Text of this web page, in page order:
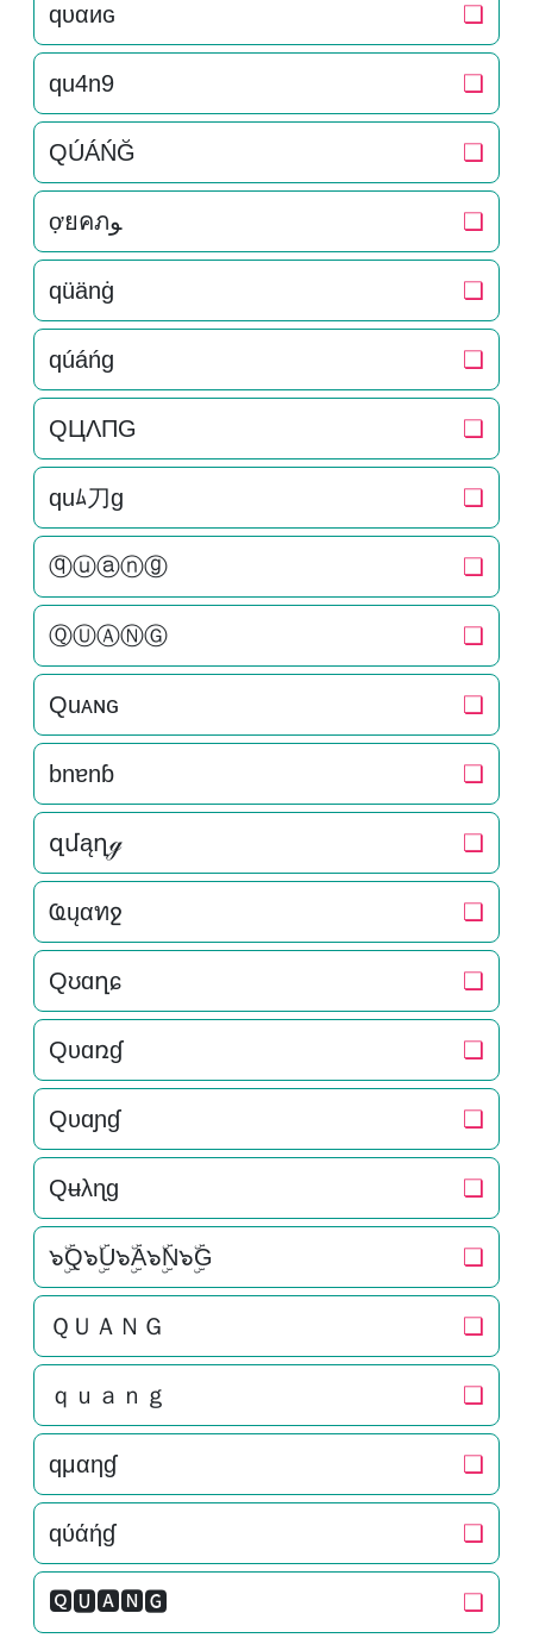
qυαиɢ ❏
qu4n9 ❏
QÚÁŃĞ ❏
ợยคภﻮ ❏
qüänġ ❏
qúáńg ❏
QЦΛПG ❏
quﾑ刀g ❏
ⓠⓤⓐⓝⓖ ❏
ⓆⓊⒶⓃⒼ ❏
Quᴀɴԍ ❏
bnɐnɓ ❏
զմąղℊ ❏
Ҩųαทջ ❏
Qʊɑղɕ ❏
Qυɑռɠ ❏
Qυɑɲɠ ❏
Qʉλɳɡ ❏
๖ۣۜQ๖ۣۜU๖ۣۜA๖ۣۜN๖ۣۜG ❏
ＱＵＡＮＧ ❏
ｑｕａｎｇ ❏
qμαηɠ ❏
qύάήɠ ❏
🆀🆄🅰🅽🅶 ❏